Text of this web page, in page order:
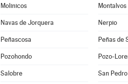
Molinicos Montalvos
Navas de Jorquera Nerpio
Peñascosa Peñas de
Pozohondo Pozo-
Salobre San Pedro